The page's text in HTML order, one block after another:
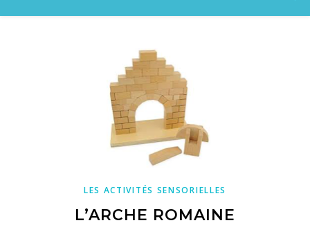
LES ACTIVITÉS SENSORIELLES
L’ARCHE ROMAINE